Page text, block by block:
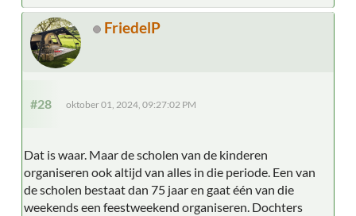
FriedelP
#28 oktober 01, 2024, 09:27:02 PM
Dat is waar. Maar de scholen van de kinderen
organiseren ook altijd van alles in die periode. Een van
de scholen bestaat dan 75 jaar en gaat één van die
weekends een feestweekend organiseren. Dochters